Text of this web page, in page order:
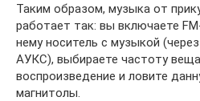
Таким образом, музыка от
работает так: вы включаете
нему носитель с музыкой
АУКС), выбираете частоту
воспроизведение и ловите
магнитолы.